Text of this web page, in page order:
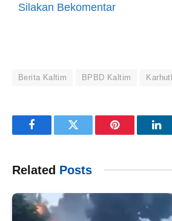
Silakan Bekomentar
Berita Kaltim BPBD Kaltim
FacebookTwitter Pinterest
Related Posts